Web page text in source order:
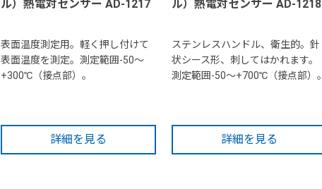
ル）熱電対センサー AD-1217
表面温度測定用。軽く押し付けて
表面温度を測定。測定範囲-50～
+300℃（接点部）。
詳細を見る
ル）熱電対センサー AD-1218
ステンレスハンドル、衛生的。針
状シース形、刺してはかれます。
測定範囲-50～+700℃（接点部）
詳細を見る